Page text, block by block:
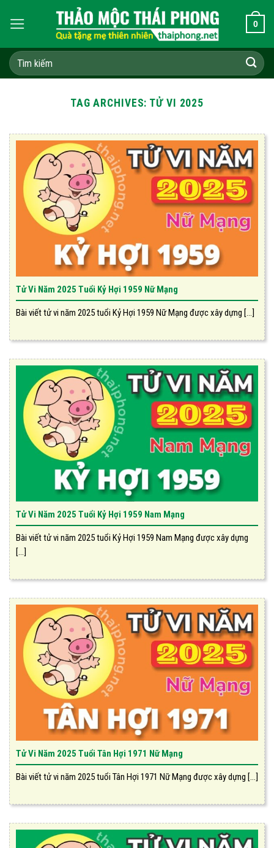
0
Tìm
kiếm:
TAG ARCHIVES: TỬ VI 2025
Tử Vi Năm 2025 Tuổi Kỷ Hợi 1959 Nữ Mạng
Bài viết tử vi năm 2025 tuổi Kỷ Hợi 1959 Nữ Mạng được xây dựng [...]
Tử Vi Năm 2025 Tuổi Kỷ Hợi 1959 Nam Mạng
Bài viết tử vi năm 2025 tuổi Kỷ Hợi 1959 Nam Mạng được xây dựng
[...]
Tử Vi Năm 2025 Tuổi Tân Hợi 1971 Nữ Mạng
Bài viết tử vi năm 2025 tuổi Tân Hợi 1971 Nữ Mạng được xây dựng [...]